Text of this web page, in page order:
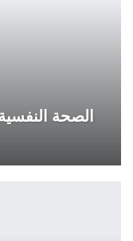
الصحة